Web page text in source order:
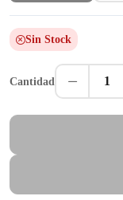
Sin Stock
Cantidad 1